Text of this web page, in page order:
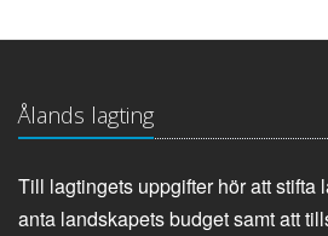
Ålands lagting
Till lagtingets uppgifter hör att stifta
anta landskapets budget samt att